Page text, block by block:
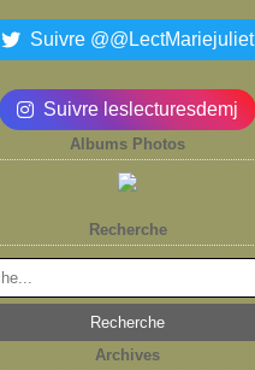
Suivre @@LectMariejuliet
Suivre leslecturesdemj
Albums Photos
Recherche
Archives